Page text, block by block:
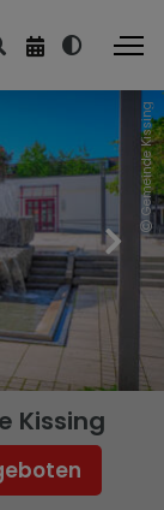
Gemeinde Kissing
Kissing